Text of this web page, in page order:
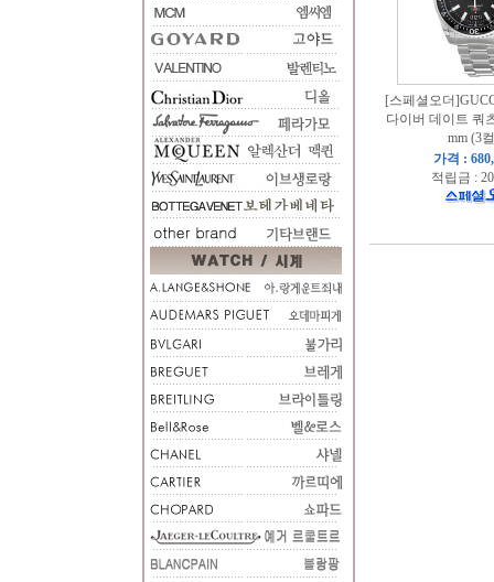
[스페셜오더
다이버 데이트 쿼
mm (3
가격 :
적립금 :